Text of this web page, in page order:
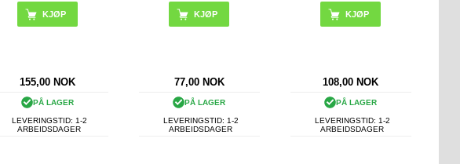
KJØP
155,00 NOK
PÅ LAGER
LEVERINGSTID: 1-2
ARBEIDSDAGER
77,00 NOK
PÅ LAGER
LEVERINGSTID: 1-2
ARBEIDSDAGER
108,00 NOK
PÅ LAGER
LEVERINGSTID: 1-2
ARBEIDSDAGER